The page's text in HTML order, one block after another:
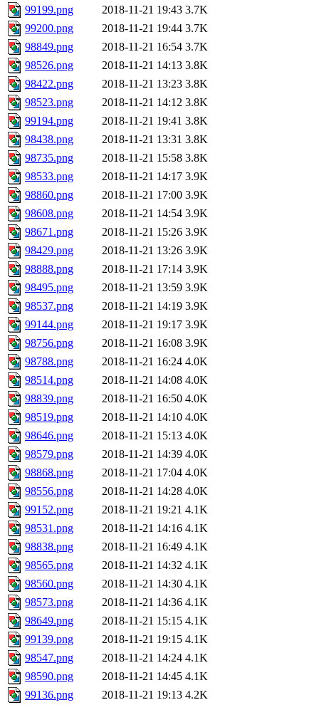
99199.png
2018-11-21 19:43 3.7K
99200.png
2018-11-21 19:44 3.7K
98849.png
2018-11-21 16:54 3.7K
98526.png
2018-11-21 14:13 3.8K
98422.png
2018-11-21 13:23 3.8K
98523.png
2018-11-21 14:12 3.8K
99194.png
2018-11-21 19:41 3.8K
98438.png
2018-11-21 13:31 3.8K
98735.png
2018-11-21 15:58 3.8K
98533.png
2018-11-21 14:17 3.9K
98860.png
2018-11-21 17:00 3.9K
98608.png
2018-11-21 14:54 3.9K
98671.png
2018-11-21 15:26 3.9K
98429.png
2018-11-21 13:26 3.9K
98888.png
2018-11-21 17:14 3.9K
98495.png
2018-11-21 13:59 3.9K
98537.png
2018-11-21 14:19 3.9K
99144.png
2018-11-21 19:17 3.9K
98756.png
2018-11-21 16:08 3.9K
98788.png
2018-11-21 16:24 4.0K
98514.png
2018-11-21 14:08 4.0K
98839.png
2018-11-21 16:50 4.0K
98519.png
2018-11-21 14:10 4.0K
98646.png
2018-11-21 15:13 4.0K
98579.png
2018-11-21 14:39 4.0K
98868.png
2018-11-21 17:04 4.0K
98556.png
2018-11-21 14:28 4.0K
99152.png
2018-11-21 19:21 4.1K
98531.png
2018-11-21 14:16 4.1K
98838.png
2018-11-21 16:49 4.1K
98565.png
2018-11-21 14:32 4.1K
98560.png
2018-11-21 14:30 4.1K
98573.png
2018-11-21 14:36 4.1K
98649.png
2018-11-21 15:15 4.1K
99139.png
2018-11-21 19:15 4.1K
98547.png
2018-11-21 14:24 4.1K
98590.png
2018-11-21 14:45 4.1K
99136.png
2018-11-21 19:13 4.2K